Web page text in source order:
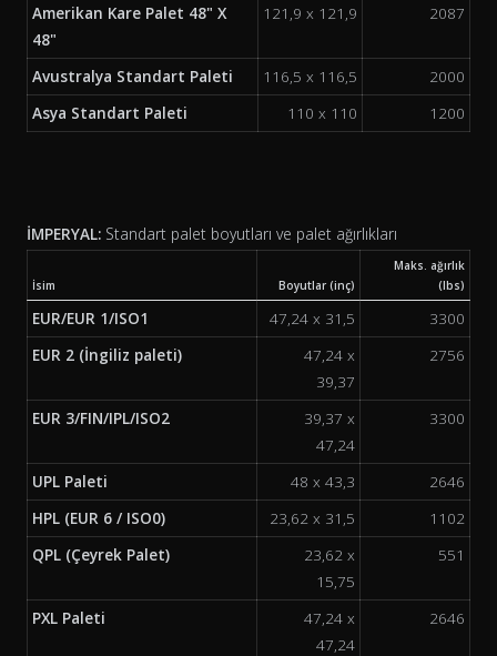
Amerikan Kare Palet 48" X
48"
121,9 x 121,9 2087
Avustralya Standart Paleti 116,5 x 116,5
2000
Asya Standart Paleti
110 x 110 1200
İMPERYAL: Standart palet boyutları ve palet ağırlıkları
İsim Boyutlar (inç)
Maks. ağırlık
(lbs)
EUR/EUR 1/ISO1 47,24 x 31,5
3300
EUR 2 (İngiliz paleti)
47,24 x
39,37
2756
EUR 3/FIN/IPL/ISO2
39,37 x
47,24
3300
UPL Paleti 48 x 43,3
2646
HPL (EUR 6 / ISO0)
23,62 x 31,5
1102
QPL (Çeyrek Palet)
23,62 x
15,75
551
PXL Paleti
47,24 x
47,24
2646